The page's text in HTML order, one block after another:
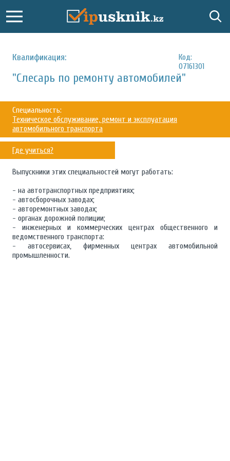
Квалификация:
Код:
07161301
"Слесарь по ремонту автомобилей"
Специальность:
Техническое обслуживание, ремонт и эксплуатация
автомобильного транспорта
Где учиться?
Выпускники этих специальностей могут работать:
- на автотранспортных предприятиях;
- автосборочных заводах;
- авторемонтных заводах;
- органах дорожной полиции;
- инженерных и коммерческих центрах общественного и
ведомственного транспорта:
- автосервисах, фирменных центрах автомобильной
промышленности.